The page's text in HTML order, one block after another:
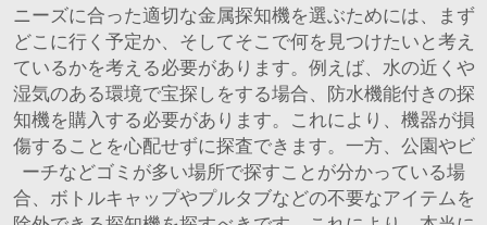
ニーズに合った適切な金属探知機を選ぶためには、まず
どこに行く予定か、そしてそこで何を見つけたいと考え
ているかを考える必要があります。例えば、水の近くや
湿気のある環境で宝探しをする場合、防水機能付きの探
知機を購入する必要があります。これにより、機器が損
傷することを心配せずに探査できます。一方、公園やビ
ーチなどゴミが多い場所で探すことが分かっている場
合、ボトルキャップやプルタブなどの不要なアイテムを